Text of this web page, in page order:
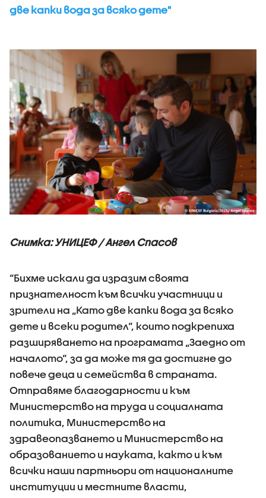
две капки вода за всяко дете"
Снимка: УНИЦЕФ / Ангел Спасов
“Бихме искали да изразим своята
признателност към всички участници и
зрители на „Като две капки вода за всяко
дете и всеки родител“, които подкрепиха
разширяването на програмата „Заедно от
началото“, за да може тя да достигне до
повече деца и семейства в страната.
Отправяме благодарности и към
Министерство на труда и социалната
политика, Министерство на
здравеопазването и Министерство на
образованието и науката, както и към
всички наши партньори от националните
институции и местните власти,